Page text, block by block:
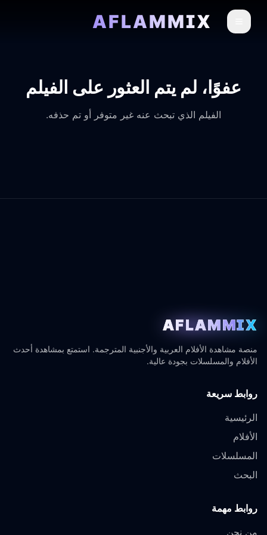
AFLAMMIX
عفوًا، لم يتم العثور على الفيلم
الفيلم الذي تبحث عنه غير متوفر أو تم حذفه.
AFLAMMIX
منصة مشاهدة الأفلام العربية والأجنبية المترجمة. استمتع بمشاهدة أحدث
الأفلام والمسلسلات بجودة عالية.
روابط سريعة
الرئيسية
الأفلام
المسلسلات
البحث
روابط مهمة
من نحن